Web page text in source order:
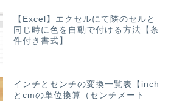
【Excel】エクセルにて隣のセルと
同じ時に色を自動で付ける方法【条
件付き書式】
インチとセンチの変換一覧表【inch
とcmの単位換算（センチメート